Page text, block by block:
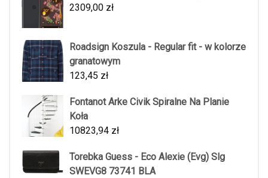
2309,00 zł
Roadsign Koszula - Regular fit - w kolorze
granatowym
123,45 zł
Fontanot Arke Civik Spiralne Na Planie
Koła
10823,94 zł
Torebka Guess - Eco Alexie (Evg) Slg
SWEVG8 73741 BLA